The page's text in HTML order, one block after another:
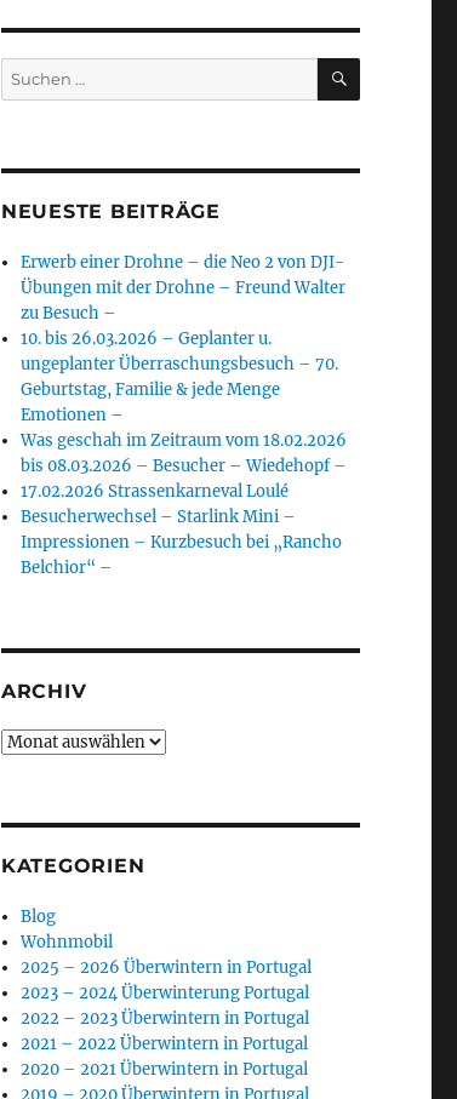
Suchen
nach:
SUCHEN
NEUESTE BEITRÄGE
Erwerb einer Drohne – die Neo 2 von DJI-
Übungen mit der Drohne – Freund Walter
zu Besuch –
10. bis 26.03.2026 – Geplanter u.
ungeplanter Überraschungsbesuch – 70.
Geburtstag, Familie & jede Menge
Emotionen –
Was geschah im Zeitraum vom 18.02.2026
bis 08.03.2026 – Besucher – Wiedehopf –
17.02.2026 Strassenkarneval Loulé
Besucherwechsel – Starlink Mini –
Impressionen – Kurzbesuch bei „Rancho
Belchior“ –
ARCHIV
Archiv
KATEGORIEN
Blog
Wohnmobil
2025 – 2026 Überwintern in Portugal
2023 – 2024 Überwinterung Portugal
2022 – 2023 Überwintern in Portugal
2021 – 2022 Überwintern in Portugal
2020 – 2021 Überwintern in Portugal